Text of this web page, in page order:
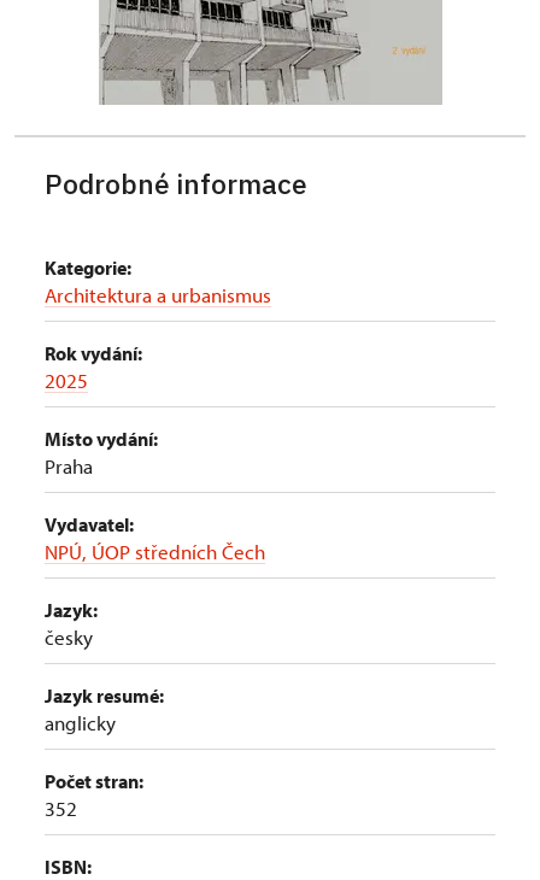
Podrobné informace
Kategorie:
Architektura a urbanismus
Rok vydání:
2025
Místo vydání:
Praha
Vydavatel:
NPÚ, ÚOP středních Čech
Jazyk:
česky
Jazyk resumé:
anglicky
Počet stran:
352
ISBN: